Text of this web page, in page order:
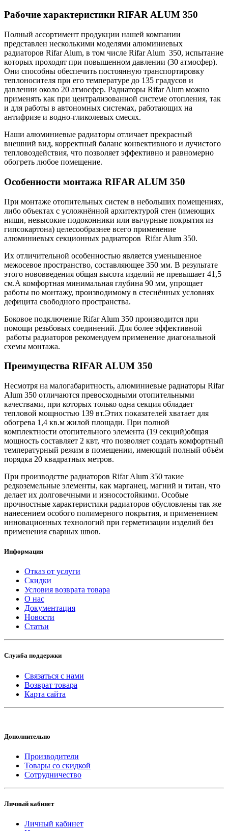
Рабочие характеристики RIFAR ALUM 350
Полный ассортимент продукции нашей компании
представлен несколькими моделями алюминиевых
радиаторов Rifar Alum, в том числе Rifar Alum 350, испытание
которых проходят при повышенном давлении (30 атмосфер).
Они способны обеспечить постоянную транспортировку
теплоносителя при его температуре до 135 градусов и
давлении около 20 атмосфер. Радиаторы Rifar Alum можно
применять как при централизованной системе отопления, так
и для работы в автономных системах, работающих на
антифризе и водно-гликолевых смесях.
Наши алюминиевые радиаторы отличает прекрасный
внешний вид, корректный баланс конвективного и лучистого
тепловоздействия, что позволяет эффективно и равномерно
обогреть любое помещение.
Особенности монтажа RIFAR ALUM 350
При монтаже отопительных систем в небольших помещениях,
либо объектах с усложнённой архитектурой стен (имеющих
ниши, невысокие подоконники или вычурные покрытия из
гипсокартона) целесообразнее всего применение
алюминиевых секционных радиаторов Rifar Alum 350.
Их отличительной особенностью является уменьшенное
межосевое пространство, составляющее 350 мм. В результате
этого нововведения общая высота изделий не превышает 41,5
см.А комфортная минимальная глубина 90 мм, упрощает
работы по монтажу, производимому в стеснённых условиях
дефицита свободного пространства.
Боковое подключение Rifar Alum 350 производится при
помощи резьбовых соединений. Для более эффективной
работы радиаторов рекомендуем применение диагональной
схемы монтажа.
Преимущества RIFAR ALUM 350
Несмотря на малогабаритность, алюминиевые радиаторы Rifar
Alum 350 отличаются превосходными отопительными
качествами, при которых только одна секция обладает
тепловой мощностью 139 вт.Этих показателей хватает для
обогрева 1,4 кв.м жилой площади. При полной
комплектности отопительного элемента (19 секций)общая
мощность составляет 2 квт, что позволяет создать комфортный
температурный режим в помещении, имеющий полный объём
порядка 20 квадратных метров.
При производстве радиаторов Rifar Alum 350 такие
редкоземельные элементы, как марганец, магний и титан, что
делает их долговечными и износостойкими. Особые
прочностные характеристики радиаторов обусловлены так же
нанесением особого полимерного покрытия, и применением
инновационных технологий при герметизации изделий без
применения сварных швов.
Информация
Отказ от услуги
Скидки
Условия возврата товара
О нас
Документация
Новости
Статьи
Служба поддержки
Связаться с нами
Возврат товара
Карта сайта
Дополнительно
Производители
Товары со скидкой
Сотрудничество
Личный кабинет
Личный кабинет